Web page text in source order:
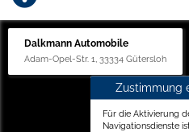
Dalkmann Automobile
Adam-Opel-Str. 1, 33334 Gütersloh
Zustimmung
Für die Aktivierung
Navigationsdienste